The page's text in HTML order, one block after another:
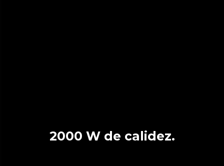
2000 W de calidez.